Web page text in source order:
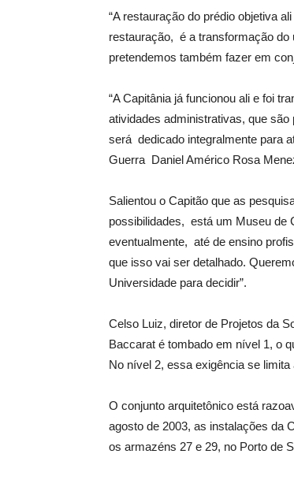
“A restauração do prédio objetiva
restauração, é a transformação do
pretendemos também fazer em
“A Capitânia já funcionou ali e foi
atividades administrativas, que
será dedicado integralmente para
Guerra Daniel Américo Rosa
Salientou o Capitão que as
possibilidades, está um Museu de
eventualmente, até de ensino
que isso vai ser detalhado.
Universidade para decidir”.
Celso Luiz, diretor de Projetos da
Baccarat é tombado em nível 1, o
No nível 2, essa exigência se limita
O conjunto arquitetônico está
agosto de 2003, as instalações da
os armazéns 27 e 29, no Porto de